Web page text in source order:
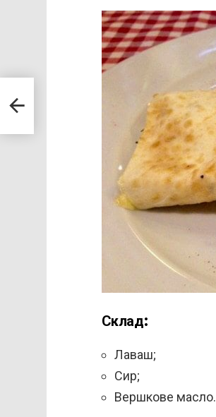
Склад:
Лаваш;
Сир;
Вершкове масло.